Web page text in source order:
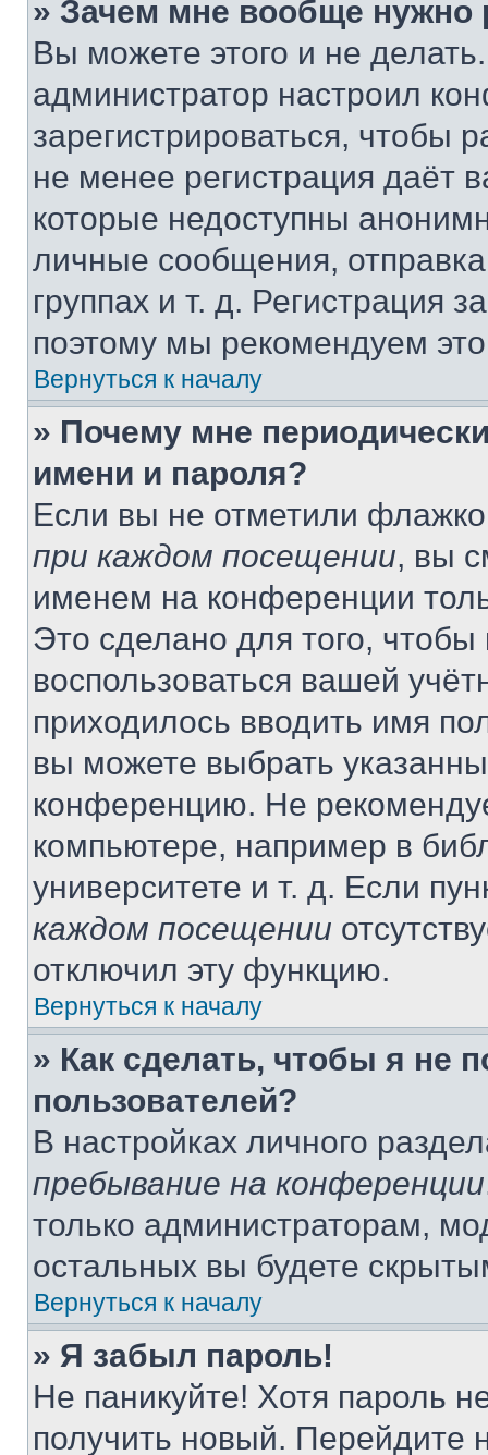
» Зачем мне вообще нужно
Вы можете этого и не
администратор настроил
зарегистрироваться, чтобы
не менее регистрация даёт
которые недоступны
личные сообщения,
группах и т. д. Регистрация
поэтому мы рекомендуем
Вернуться к началу
» Почему мне
имени и пароля?
Если вы не отметили
при каждом посещении, вы
именем на конференции
Это сделано для того, чтобы
воспользоваться вашей
приходилось вводить имя
вы можете выбрать
конференцию. Не
компьютере, например в
университете и т. д. Если
каждом посещении
отключил эту функцию.
Вернуться к началу
» Как сделать, чтобы я не
пользователей?
В настройках личного
пребывание на конференции
только администраторам,
остальных вы будете
Вернуться к началу
» Я забыл пароль!
Не паникуйте! Хотя пароль
получить новый. Перейдите